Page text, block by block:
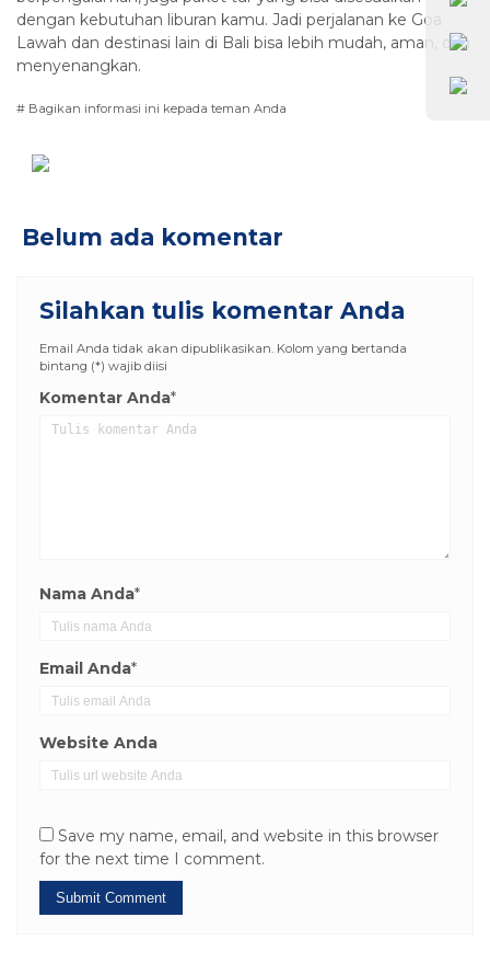
dengan kebutuhan liburan kamu. Jadi perjalanan ke Goa
Lawah dan destinasi lain di Bali bisa lebih mudah, aman, dan
menyenangkan.
# Bagikan informasi ini kepada teman Anda
Belum ada komentar
Silahkan tulis komentar Anda
Email Anda tidak akan dipublikasikan. Kolom yang bertanda
bintang (*) wajib diisi
Komentar Anda*
Nama Anda*
Email Anda*
Website Anda
Save my name, email, and website in this browser
for the next time I comment.